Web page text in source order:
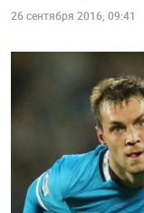
26 сентября 2016, 09:41